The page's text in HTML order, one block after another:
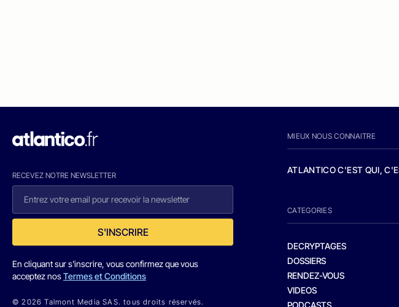
RECEVEZ NOTRE NEWSLETTER
S'INSCRIRE
En cliquant sur s'inscrire, vous confirmez que vous
acceptez nosTermes et Conditions
© 2026 Talmont Media SAS. tous droits réservés.
MIEUX NOUS CONNAITRE
ATLANTICO C'EST QUI,
CATEGORIES
DECRYPTAGES
DOSSIERS
RENDEZ-VOUS
VIDEOS
PODCASTS